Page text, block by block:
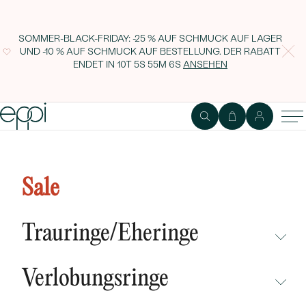
SOMMER-BLACK-FRIDAY: -25 % AUF SCHMUCK AUF LAGER
UND -10 % AUF SCHMUCK AUF BESTELLUNG. DER RABATT
ENDET IN10T 5S 55M 5S ANSEHEN
Sale
Trauringe/Eheringe
NEUHEITEN
Verlobungsringe
Pepper Diamanten Brookes